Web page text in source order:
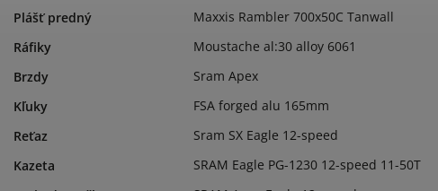
Plášť predný
Maxxis Rambler 700x50C Tanwall
Ráfiky
Moustache al:30 alloy 6061
Brzdy
Sram Apex
Kľuky
FSA forged alu 165mm
Reťaz
Sram SX Eagle 12-speed
Kazeta
SRAM Eagle PG-1230 12-speed 11-50T